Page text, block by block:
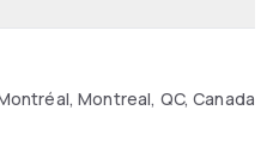
Montreal, QC, Canada